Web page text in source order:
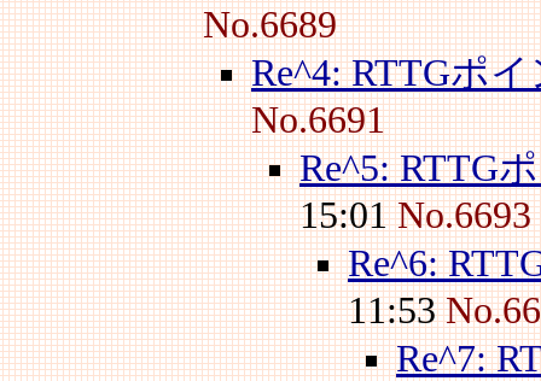
No.6689
Re^4: RTTGポ
No.6691
Re^5: RTTG
15:01No.6693
Re^6:
11:53
Re^7: